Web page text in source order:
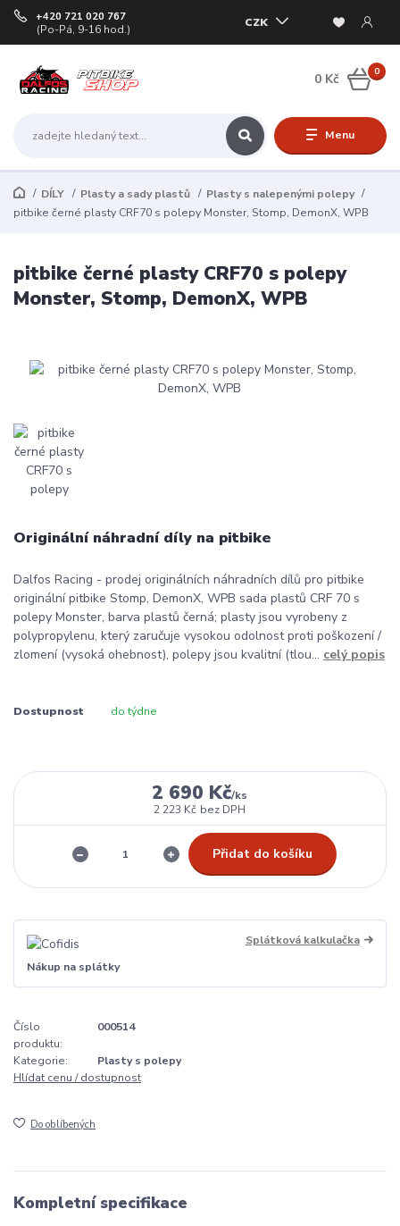
Menu
CZK
+420 721 020 767
(Po-Pá, 9-16 hod.)
0
0 Kč
DÍLY Plasty a sady plastů
Plasty s nalepenými polepy
pitbike černé plasty CRF70 s polepy Monster, Stomp, DemonX, WPB
pitbike černé plasty CRF70 s polepy
Monster, Stomp, DemonX, WPB
Originální náhradní díly na pitbike
Dalfos Racing - prodej originálních náhradních dílů pro pitbike
originální pitbike Stomp, DemonX, WPB sada plastů CRF 70 s
polepy Monster, barva plastů černá; plasty jsou vyrobeny z
polypropylenu, který zaručuje vysokou odolnost proti poškození /
zlomení (vysoká ohebnost), polepy jsou kvalitní (tlou... celý popis
Dostupnost do týdne
2 690 Kč/ks
2 223 Kč bez DPH
Přidat do košíku
Splátková kalkulačka
Nákup na splátky
Číslo
produktu:
000514
Kategorie:
Plasty s polepy
Hlídat cenu / dostupnost
Do oblíbených
Kompletní specifikace